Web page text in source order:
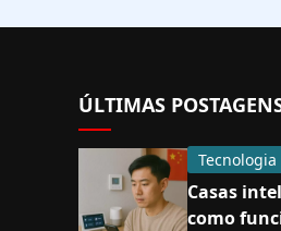
ÚLTIMAS
Casas
como